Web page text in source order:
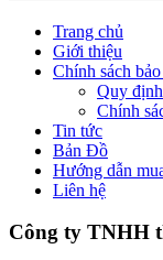
Trang chủ
Giới thiệu
Chính sách
Quy
Chính
Tin tức
Bản Đồ
Hướng dẫn
Liên hệ
Công ty TNHH